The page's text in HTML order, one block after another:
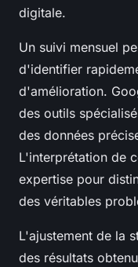
digitale.
Un suivi mensuel
d'identifier
d'amélioration.
des outils
des données
L'interprétation de
expertise pour
des véritables
L'ajustement de la
des résultats